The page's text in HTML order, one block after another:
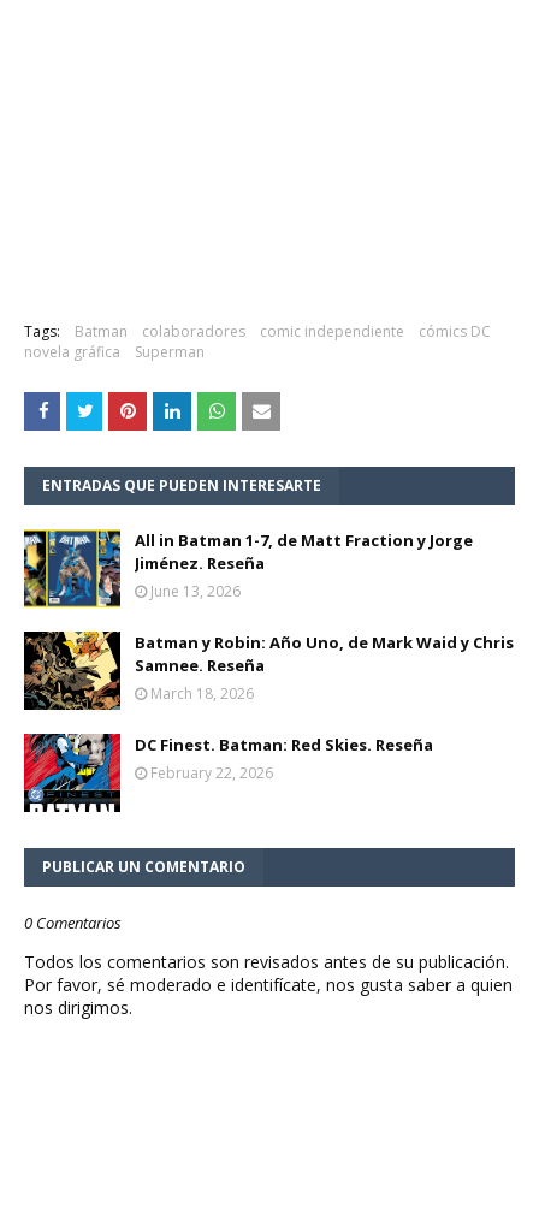
Tags: Batman colaboradores comic independiente
cómics DC
novela gráfica
Superman
ENTRADAS QUE PUEDEN INTERESARTE
All in Batman 1-7, de Matt Fraction y Jorge
Jiménez. Reseña
June 13, 2026
Batman y Robin: Año Uno, de Mark Waid y Chris
Samnee. Reseña
March 18, 2026
DC Finest. Batman: Red Skies. Reseña
February 22, 2026
PUBLICAR UN COMENTARIO
0 Comentarios
Todos los comentarios son revisados antes de su publicación.
Por favor, sé moderado e identifícate, nos gusta saber a quien
nos dirigimos.